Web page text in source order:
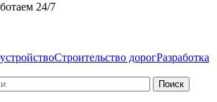
24/7
Строительство дорогРазработка